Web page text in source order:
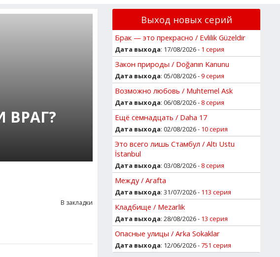
ВРАГ?
В закладки
Выход новых серий
Брак — это прекрасно / Evlilik Güzeldir
Дата выхода: 17/08/2026 - 1 серия
Закон природы / Doğanın Kanunu
Дата выхода: 05/08/2026 -9 серия
Возможно любовь / Muhtemel Ask
Дата выхода: 06/08/2026 - 8 серия
Ещё семнадцать / Daha 17
Дата выхода: 02/08/2026 - 10 серия
Это всего лишь Стамбул / Altı Ustu
İstanbul
Дата выхода: 03/08/2026 - 8 серия
Между / Arafta
Дата выхода: 31/07/2026 - 113 серия
Кладбище / Mezarlik
Дата выхода: 28/08/2026 - 13 серия
Опасные улицы / Arka Sokaklar
Дата выхода: 12/06/2026 -751 серия